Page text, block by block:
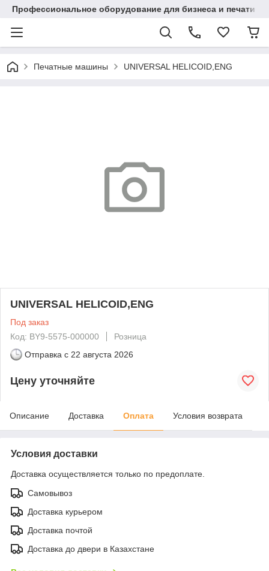
Профессиональное оборудование для бизнеса и печати в
Печатные машины UNIVERSAL HELICOID,ENG
UNIVERSAL HELICOID,ENG
Под заказ
Код: BY9-5575-000000
Розница
Отправка с 22 августа 2026
Цену уточняйте
Описание Доставка Оплата Условия возврата
Условия доставки
Доставка осуществляется только по предоплате.
Самовывоз
Доставка курьером
Доставка почтой
Доставка до двери в Казахстане